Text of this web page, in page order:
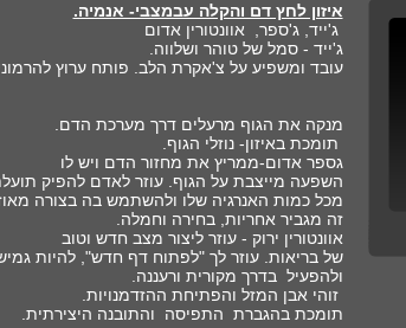
איזון לחץ דם והקלה עבמצבי- אנמיה.
ג'ייד, ג'ספר, אוונטורין אדום
ג'ייד - סמל של טוהר ושלווה.
עובד ומשפיע על צ'אקרת הלב. פותח ערוץ
מנקה את הגוף מרעלים דרך מערכת הדם.
תומכת באיזון- נוזלי הגוף.
גספר אדום-ממריץ את מחזור הדם ויש לו
השפעה מייצבת על הגוף. עוזר לאדם להפיק
מכל כמות האנרגיה שלו ולהשתמש בה בצורה
זה מגביר אחריות, בחירה וחמלה.
אוונטורין ירוק - עוזר ליצור מצב חדש וטוב
של בריאות. עוזר לך "לפתוח דף חדש", להיות
ולהפעיל בדרך מקורית ורעננה.
זוהי אבן המזל והפתיחת ההזדמנויות.
תומכת בהגברת התפיסה והתובנה היצירתית.